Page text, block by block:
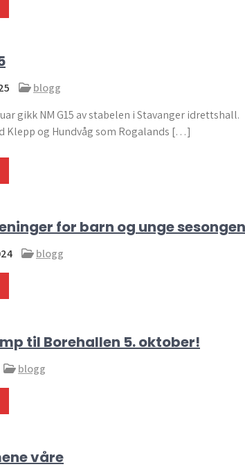
blogg
gikk NM G15 av stabelen i Stavanger idrettshall.
Klepp og Hundvåg som Rogalands […]
for barn og unge
blogg
til Borehallen 5. oktober!
blogg
våre